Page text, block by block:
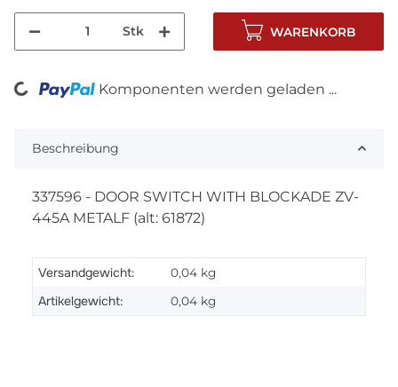
Stk WARENKORB
Loading... Komponenten werden geladen ...
Beschreibung
337596 - DOOR SWITCH WITH BLOCKADE ZV-
445A METALF (alt: 61872)
Versandgewicht: 0,04 kg
Artikelgewicht: 0,04 kg